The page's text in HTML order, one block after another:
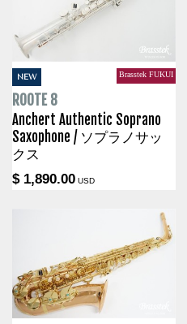
NEW Brasstek FUKUI
ROOTE 8
Anchert Authentic Soprano
Saxophone / ソプラノサッ
クス
$ 1,890.00 USD